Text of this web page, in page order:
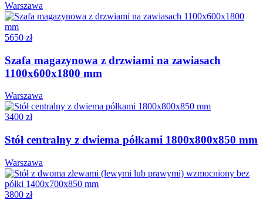
Warszawa
5650 zł
Szafa magazynowa z drzwiami na zawiasach
1100x600x1800 mm
Warszawa
3400 zł
Stół centralny z dwiema półkami 1800x800x850 mm
Warszawa
3800 zł